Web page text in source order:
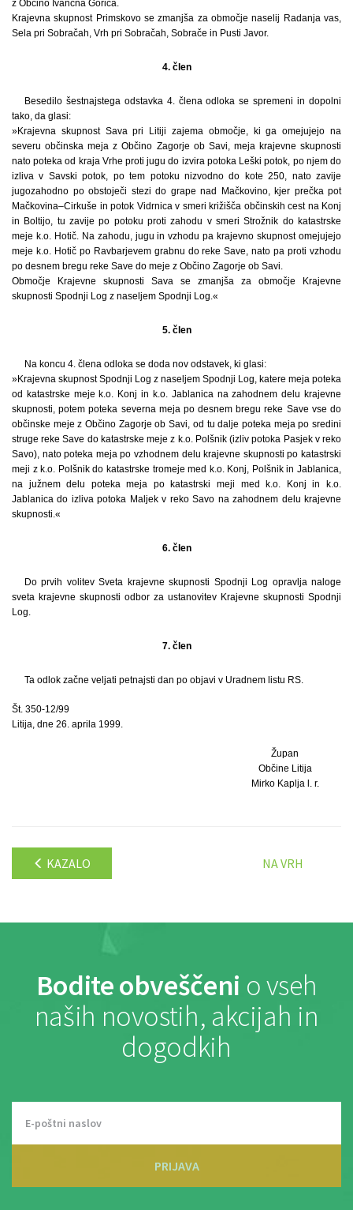
z Občino Ivančna Gorica.
Krajevna skupnost Primskovo se zmanjša za območje naselij Radanja vas,
Sela pri Sobračah, Vrh pri Sobračah, Sobrače in Pusti Javor.
4. člen
Besedilo šestnajstega odstavka 4. člena odloka se spremeni in dopolni
tako, da glasi:
»Krajevna skupnost Sava pri Litiji zajema območje, ki ga omejujejo na
severu občinska meja z Občino Zagorje ob Savi, meja krajevne skupnosti
nato poteka od kraja Vrhe proti jugu do izvira potoka Leški potok, po njem do
izliva v Savski potok, po tem potoku nizvodno do kote 250, nato zavije
jugozahodno po obstoječi stezi do grape nad Mačkovino, kjer prečka pot
Mačkovina–Cirkuše in potok Vidrnica v smeri križišča občinskih cest na Konj
in Boltijo, tu zavije po potoku proti zahodu v smeri Strožnik do katastrske
meje k.o. Hotič. Na zahodu, jugu in vzhodu pa krajevno skupnost omejujejo
meje k.o. Hotič po Ravbarjevem grabnu do reke Save, nato pa proti vzhodu
po desnem bregu reke Save do meje z Občino Zagorje ob Savi.
Območje Krajevne skupnosti Sava se zmanjša za območje Krajevne
skupnosti Spodnji Log z naseljem Spodnji Log.«
5. člen
Na koncu 4. člena odloka se doda nov odstavek, ki glasi:
»Krajevna skupnost Spodnji Log z naseljem Spodnji Log, katere meja poteka
od katastrske meje k.o. Konj in k.o. Jablanica na zahodnem delu krajevne
skupnosti, potem poteka severna meja po desnem bregu reke Save vse do
občinske meje z Občino Zagorje ob Savi, od tu dalje poteka meja po sredini
struge reke Save do katastrske meje z k.o. Polšnik (izliv potoka Pasjek v reko
Savo), nato poteka meja po vzhodnem delu krajevne skupnosti po katastrski
meji z k.o. Polšnik do katastrske tromeje med k.o. Konj, Polšnik in Jablanica,
na južnem delu poteka meja po katastrski meji med k.o. Konj in k.o.
Jablanica do izliva potoka Maljek v reko Savo na zahodnem delu krajevne
skupnosti.«
6. člen
Do prvih volitev Sveta krajevne skupnosti Spodnji Log opravlja naloge
sveta krajevne skupnosti odbor za ustanovitev Krajevne skupnosti Spodnji
Log.
7. člen
Ta odlok začne veljati petnajsti dan po objavi v Uradnem listu RS.
Št. 350-12/99
Litija, dne 26. aprila 1999.
Župan
Občine Litija
Mirko Kaplja l. r.
KAZALO NA VRH
Bodite obveščeni o vseh
naših novostih, akcijah in
dogodkih
PRIJAVA